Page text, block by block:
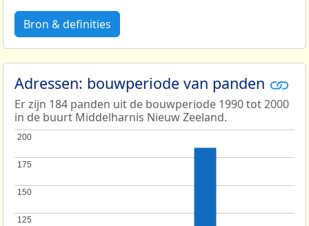
Bron & definities
Adressen: bouwperiode van panden
Er zijn 184 panden uit de bouwperiode 1990 tot 2000
in de buurt Middelharnis Nieuw Zeeland.
125
125
150
150
175
175
200
200